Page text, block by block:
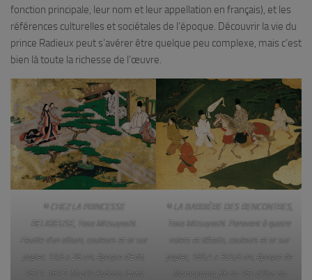
fonction principale, leur nom et leur appellation en français), et les
références culturelles et sociétales de l’époque. Découvrir la vie du
prince Radieux peut s’avérer être quelque peu complexe, mais c’est
bien là toute la richesse de l’œuvre.
© CHEZ LA PRINCESSE
RELIGIEUSE, Tosa Mitsuyoshi.
Feuille d’un album, couleurs et or sur
papier, 19,6 x 26 cm, époque d’Edo,
1611-1612. Musée Kuboso, Izumi
© LA BARRIÈRE DES RENCONTRES,
Tosa Mitsuyoshi. Paravent à quatre
volets et détails, couleurs et or sur
papier, 166,4 x 355,6 cm, époque de
Momoyama, fin du 16e début du